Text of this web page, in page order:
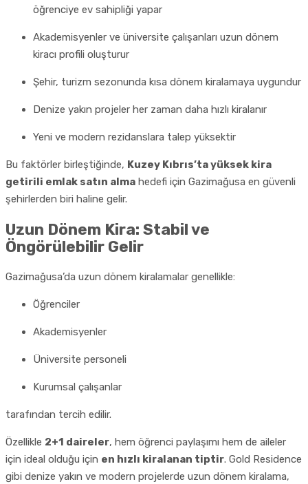
öğrenciye ev sahipliği yapar
Akademisyenler ve üniversite çalışanları uzun dönem
kiracı profili oluşturur
Şehir, turizm sezonunda kısa dönem kiralamaya uygundur
Denize yakın projeler her zaman daha hızlı kiralanır
Yeni ve modern rezidanslara talep yüksektir
Bu faktörler birleştiğinde, Kuzey Kıbrıs’ta yüksek kira
getirili emlak satın alma hedefi için Gazimağusa en güvenli
şehirlerden biri haline gelir.
Uzun Dönem Kira: Stabil ve
Öngörülebilir Gelir
Gazimağusa’da uzun dönem kiralamalar genellikle:
Öğrenciler
Akademisyenler
Üniversite personeli
Kurumsal çalışanlar
tarafından tercih edilir.
Özellikle 2+1 daireler, hem öğrenci paylaşımı hem de aileler
için ideal olduğu için en hızlı kiralanan tiptir. Gold Residence
gibi denize yakın ve modern projelerde uzun dönem kiralama,